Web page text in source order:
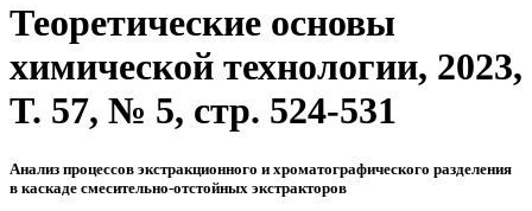
Теоретические основы
химической технологии, 2023,
T. 57, № 5, стр. 524-531
Анализ процессов экстракционного и хроматографического разделения
в каскаде смесительно-отстойных экстракторов